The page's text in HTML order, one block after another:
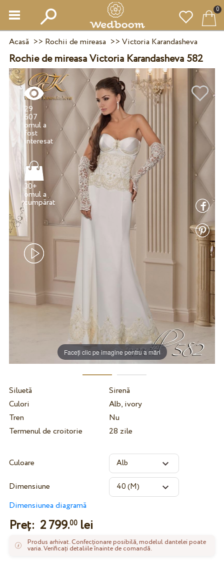
0
Acasă >> Rochii de mireasa >> Victoria Karandasheva
Rochie de mireasa Victoria Karandasheva 582
Faceți clic pe imagine pentru a mări
29
607
omul a
fost
30+
omul a
Siluetă
Sirenă
Culori
Alb, ivory
Tren
Nu
Termenul de croitorie
28 zile
Culoare
Dimensiune
Dimensiunea diagramă
Preț: 2 799.00lei
Produs arhivat. Confecționare posibilă, modelul dantelei poate
varia. Verificați detaliile înainte de comandă.